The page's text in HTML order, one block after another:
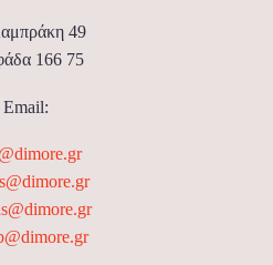
49
166 75
Email: